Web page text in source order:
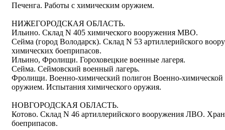
Печенга. Работы с химическим оружием.
НИЖЕГОРОДСКАЯ ОБЛАСТЬ.
Ильино. Склад N 405 химического вооружения МВО.
Сейма (город Володарск). Склад N 53 артиллерийского
химических боеприпасов.
Ильино, Фролищи. Гороховецкие военные лагеря.
Сейма. Сеймовский военный лагерь.
Фролищи. Военно-химический полигон Военно-химической
оружием. Испытания химического оружия.
НОВГОРОДСКАЯ ОБЛАСТЬ.
Котово. Склад N 46 артиллерийского вооружения ЛВО.
боеприпасов.